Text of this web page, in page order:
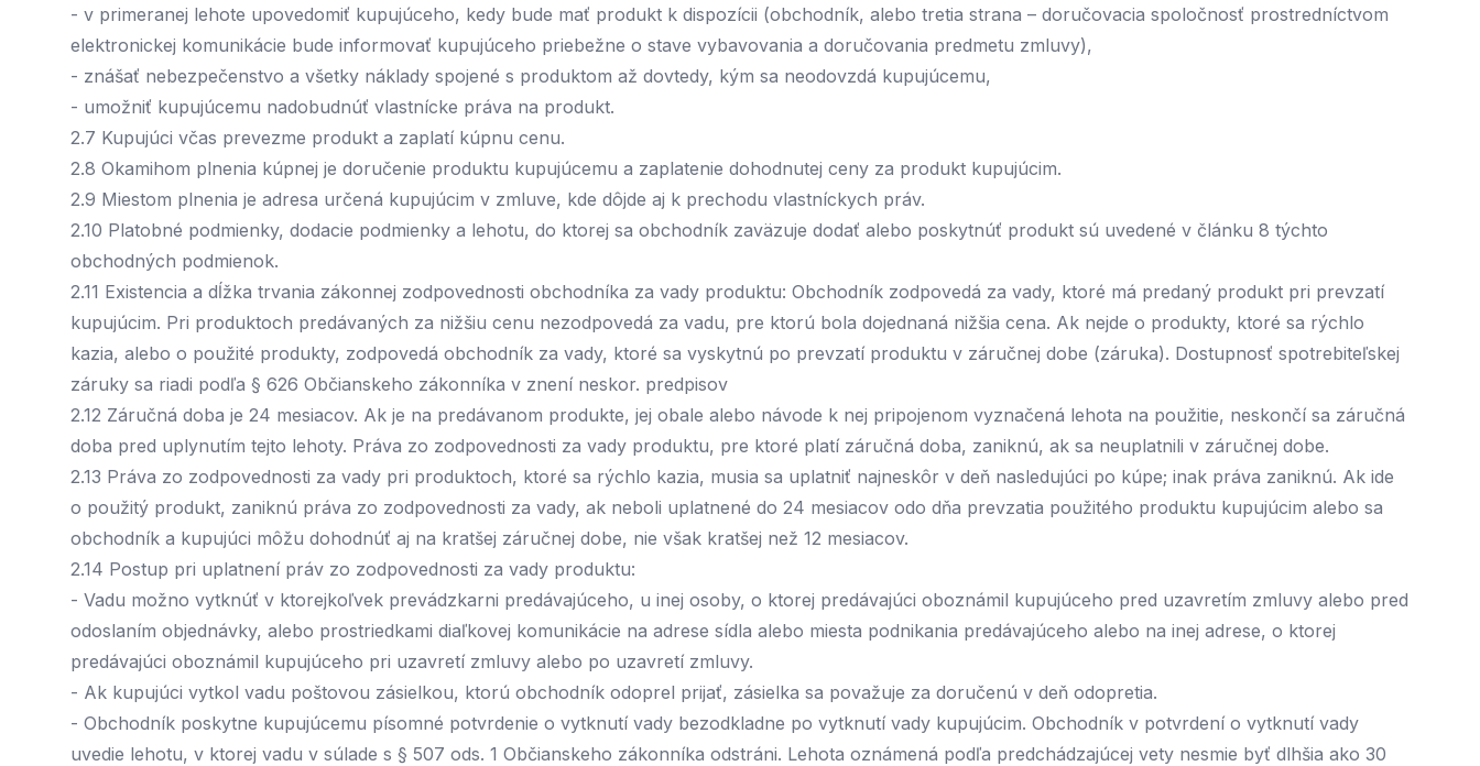
- v primeranej lehote upovedomiť kupujúceho, kedy bude mať produkt k dispozícii (obchodník, alebo tretia strana – doručovacia spoločnosť prostredníctvom
elektronickej komunikácie bude informovať kupujúceho priebežne o stave vybavovania a doručovania predmetu zmluvy),
- znášať nebezpečenstvo a všetky náklady spojené s produktom až dovtedy, kým sa neodovzdá kupujúcemu,
- umožniť kupujúcemu nadobudnúť vlastnícke práva na produkt.
2.7 Kupujúci včas prevezme produkt a zaplatí kúpnu cenu.
2.8 Okamihom plnenia kúpnej je doručenie produktu kupujúcemu a zaplatenie dohodnutej ceny za produkt kupujúcim.
2.9 Miestom plnenia je adresa určená kupujúcim v zmluve, kde dôjde aj k prechodu vlastníckych práv.
2.10 Platobné podmienky, dodacie podmienky a lehotu, do ktorej sa obchodník zaväzuje dodať alebo poskytnúť produkt sú uvedené v článku 8 týchto
obchodných podmienok.
2.11 Existencia a dĺžka trvania zákonnej zodpovednosti obchodníka za vady produktu: Obchodník zodpovedá za vady, ktoré má predaný produkt pri prevzatí
kupujúcim. Pri produktoch predávaných za nižšiu cenu nezodpovedá za vadu, pre ktorú bola dojednaná nižšia cena. Ak nejde o produkty, ktoré sa rýchlo
kazia, alebo o použité produkty, zodpovedá obchodník za vady, ktoré sa vyskytnú po prevzatí produktu v záručnej dobe (záruka). Dostupnosť spotrebiteľskej
záruky sa riadi podľa § 626 Občianskeho zákonníka v znení neskor. predpisov
2.12 Záručná doba je 24 mesiacov. Ak je na predávanom produkte, jej obale alebo návode k nej pripojenom vyznačená lehota na použitie, neskončí sa záručná
doba pred uplynutím tejto lehoty. Práva zo zodpovednosti za vady produktu, pre ktoré platí záručná doba, zaniknú, ak sa neuplatnili v záručnej dobe.
2.13 Práva zo zodpovednosti za vady pri produktoch, ktoré sa rýchlo kazia, musia sa uplatniť najneskôr v deň nasledujúci po kúpe; inak práva zaniknú. Ak ide
o použitý produkt, zaniknú práva zo zodpovednosti za vady, ak neboli uplatnené do 24 mesiacov odo dňa prevzatia použitého produktu kupujúcim alebo sa
obchodník a kupujúci môžu dohodnúť aj na kratšej záručnej dobe, nie však kratšej než 12 mesiacov.
2.14 Postup pri uplatnení práv zo zodpovednosti za vady produktu:
- Vadu možno vytknúť v ktorejkoľvek prevádzkarni predávajúceho, u inej osoby, o ktorej predávajúci oboznámil kupujúceho pred uzavretím zmluvy alebo pred
odoslaním objednávky, alebo prostriedkami diaľkovej komunikácie na adrese sídla alebo miesta podnikania predávajúceho alebo na inej adrese, o ktorej
predávajúci oboznámil kupujúceho pri uzavretí zmluvy alebo po uzavretí zmluvy.
- Ak kupujúci vytkol vadu poštovou zásielkou, ktorú obchodník odoprel prijať, zásielka sa považuje za doručenú v deň odopretia.
- Obchodník poskytne kupujúcemu písomné potvrdenie o vytknutí vady bezodkladne po vytknutí vady kupujúcim. Obchodník v potvrdení o vytknutí vady
uvedie lehotu, v ktorej vadu v súlade s § 507 ods. 1 Občianskeho zákonníka odstráni. Lehota oznámená podľa predchádzajúcej vety nesmie byť dlhšia ako 30